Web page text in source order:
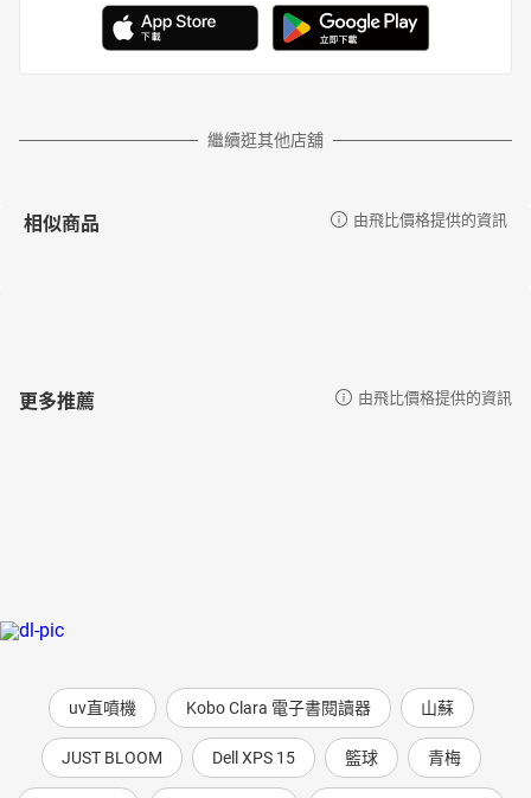
繼續逛其他店舖
相似商品 由飛比價格提供的資訊
更多推薦 由飛比價格提供的資訊
uv直噴機 Kobo Clara 電子書閱讀器 山蘇
JUST BLOOM Dell XPS 15 籃球 青梅